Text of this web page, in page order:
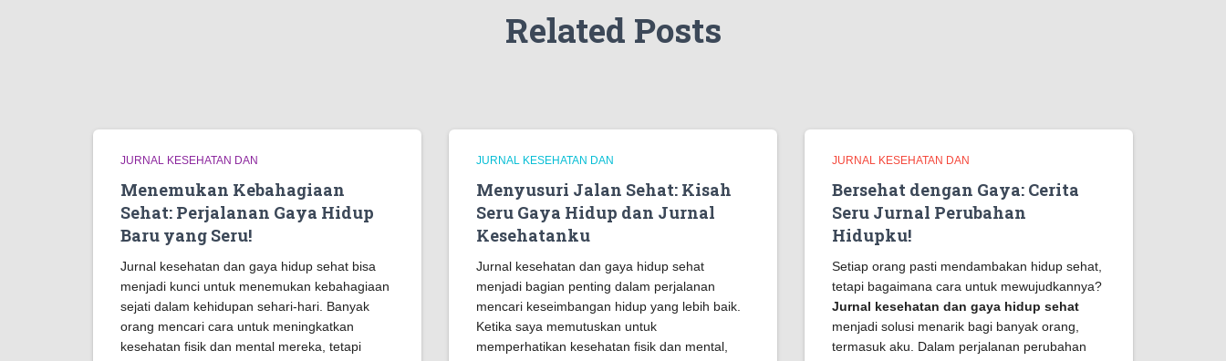
Related Posts
JURNAL KESEHATAN DAN
Menemukan Kebahagiaan
Sehat: Perjalanan Gaya Hidup
Baru yang Seru!
Jurnal kesehatan dan gaya hidup sehat bisa
menjadi kunci untuk menemukan kebahagiaan
sejati dalam kehidupan sehari-hari. Banyak
orang mencari cara untuk meningkatkan
kesehatan fisik dan mental mereka, tetapi
JURNAL KESEHATAN DAN
Menyusuri Jalan Sehat: Kisah
Seru Gaya Hidup dan Jurnal
Kesehatanku
Jurnal kesehatan dan gaya hidup sehat
menjadi bagian penting dalam perjalanan
mencari keseimbangan hidup yang lebih baik.
Ketika saya memutuskan untuk
memperhatikan kesehatan fisik dan mental,
JURNAL KESEHATAN DAN
Bersehat dengan Gaya: Cerita
Seru Jurnal Perubahan
Hidupku!
Setiap orang pasti mendambakan hidup sehat,
tetapi bagaimana cara untuk mewujudkannya?
Jurnal kesehatan dan gaya hidup sehat
menjadi solusi menarik bagi banyak orang,
termasuk aku. Dalam perjalanan perubahan